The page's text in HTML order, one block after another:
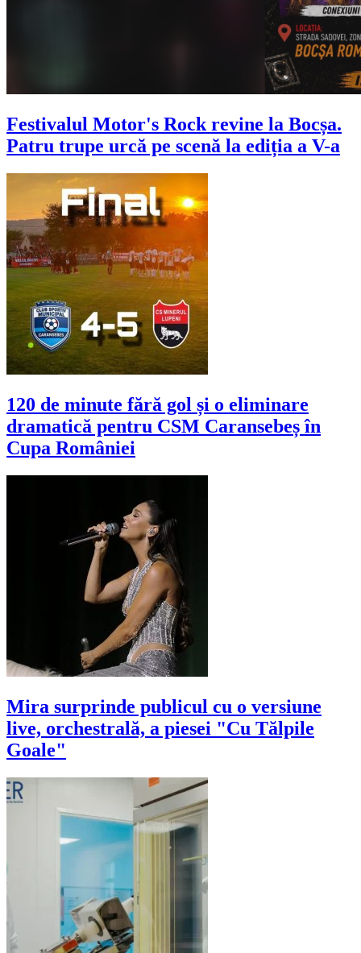
Festivalul Motor's Rock revine la Bocșa.
Patru trupe urcă pe scenă la ediția a V-a
120 de minute fără gol și o eliminare
dramatică pentru CSM Caransebeș în
Cupa României
Mira surprinde publicul cu o versiune
live, orchestrală, a piesei "Cu Tălpile
Goale"